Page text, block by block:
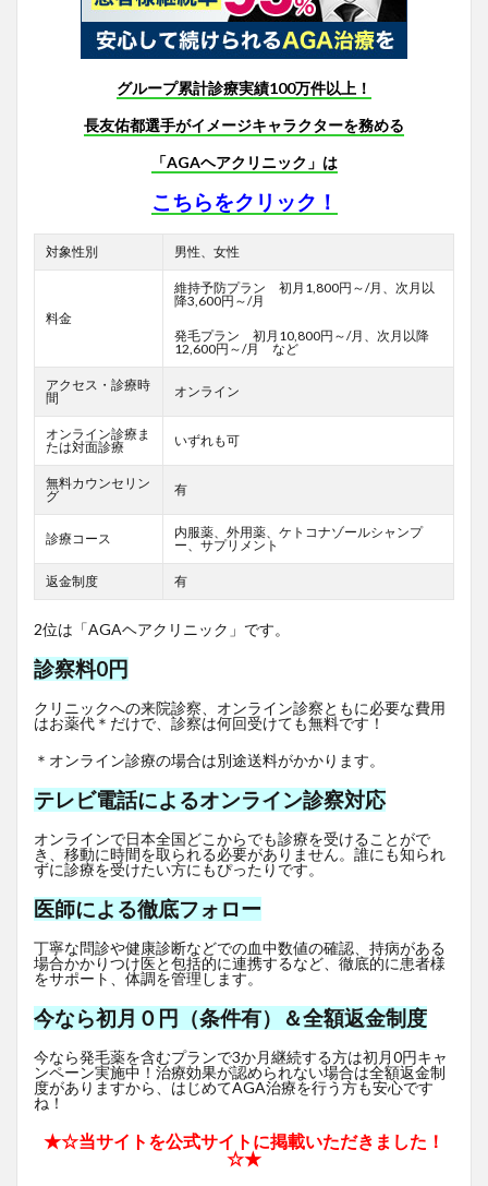
グループ累計診療実績100万件以上！
長友佑都選手がイメージキャラクターを務める
「AGAヘアクリニック」は
こちらをクリック！
対象性別 男性、女性
料金
維持予防プラン 初月1,800円～/月、次月以
降3,600円～/月
発毛プラン 初月10,800円～/月、次月以降
12,600円～/月 など
アクセス・診療時
間
オンライン
オンライン診療ま
たは対面診療
いずれも可
無料カウンセリン
グ
有
診療コース
内服薬、外用薬、ケトコナゾールシャンプ
ー、サプリメント
返金制度 有
2位は「AGAヘアクリニック」です。
診察料0円
クリニックへの来院診察、オンライン診察ともに必要な費用
はお薬代＊だけで、診察は何回受けても無料です！
＊オンライン診療の場合は別途送料がかかります。
テレビ電話によるオンライン診察対応
オンラインで日本全国どこからでも診療を受けることがで
き、移動に時間を取られる必要がありません。誰にも知られ
ずに診療を受けたい方にもぴったりです。
医師による徹底フォロー
丁寧な問診や健康診断などでの血中数値の確認、持病がある
場合かかりつけ医と包括的に連携するなど、徹底的に患者様
をサポート、体調を管理します。
今なら初月０円（条件有）＆全額返金制度
今なら発毛薬を含むプランで3か月継続する方は初月0円キャ
ンペーン実施中！治療効果が認められない場合は全額返金制
度がありますから、はじめてAGA治療を行う方も安心です
ね！
★☆当サイトを公式サイトに掲載いただきました！
☆★